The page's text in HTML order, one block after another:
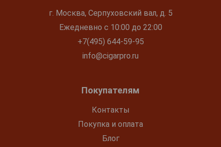
г. Москва, Серпуховский вал, д. 5
Ежедневно с 10:00 до 22:00
+7(495) 644-59-95
info@cigarpro.ru
Покупателям
Контакты
Покупка и оплата
Блог